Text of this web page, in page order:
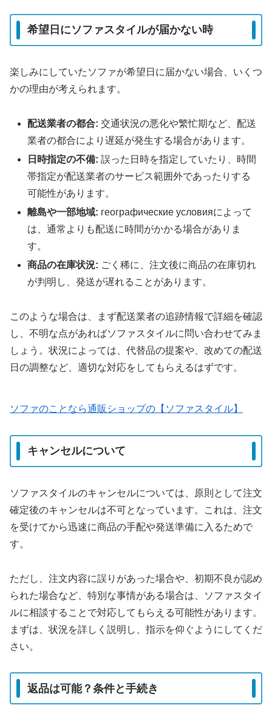
希望日にソファスタイルが届かない時
楽しみにしていたソファが希望日に届かない場合、いくつ
かの理由が考えられます。
配送業者の都合: 交通状況の悪化や繁忙期など、配送
業者の都合により遅延が発生する場合があります。
日時指定の不備: 誤った日時を指定していたり、時間
帯指定が配送業者のサービス範囲外であったりする
可能性があります。
離島や一部地域: географические условияによって
は、通常よりも配送に時間がかかる場合がありま
す。
商品の在庫状況: ごく稀に、注文後に商品の在庫切れ
が判明し、発送が遅れることがあります。
このような場合は、まず配送業者の追跡情報で詳細を確認
し、不明な点があればソファスタイルに問い合わせてみま
しょう。状況によっては、代替品の提案や、改めての配送
日の調整など、適切な対応をしてもらえるはずです。
ソファのことなら通販ショップの【ソファスタイル】
キャンセルについて
ソファスタイルのキャンセルについては、原則として注文
確定後のキャンセルは不可となっています。これは、注文
を受けてから迅速に商品の手配や発送準備に入るためで
す。
ただし、注文内容に誤りがあった場合や、初期不良が認め
られた場合など、特別な事情がある場合は、ソファスタイ
ルに相談することで対応してもらえる可能性があります。
まずは、状況を詳しく説明し、指示を仰ぐようにしてくだ
さい。
返品は可能？条件と手続き